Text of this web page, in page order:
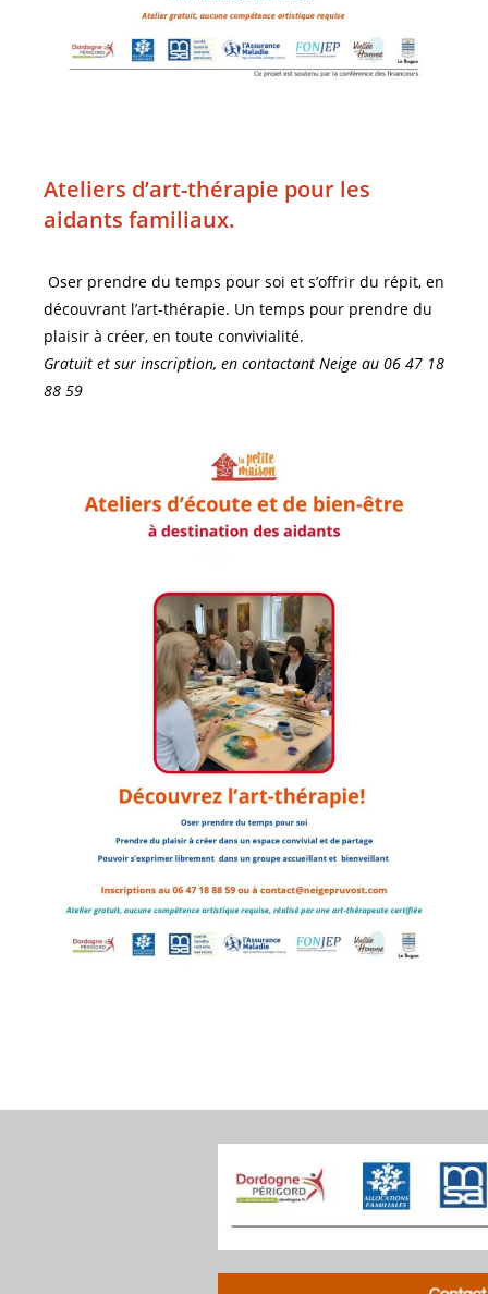
Ateliers d’art-thérapie pour les
aidants familiaux.
Oser prendre du temps pour soi et s’offrir du répit, en
découvrant l’art-thérapie. Un temps pour prendre du
plaisir à créer, en toute convivialité.
Gratuit et sur inscription, en contactant Neige au 06 47 18
88 59